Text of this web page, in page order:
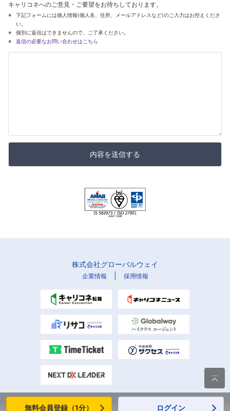
キャリコネへのご意見・ご要望をお待ちしております。
下記フォームには個人情報(個人名、住所、メールアドレスなど)のご入力はお控えくださ
い。
個別に返信はできませんので、ご了承ください。
返信の必要なお問い合わせはこちら
内容を送信する
株式会社グローバルウェイ
企業情報 採用情報

無料会員登録（1分） ログイン